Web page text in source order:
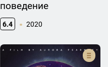
поведение
6.4 2020